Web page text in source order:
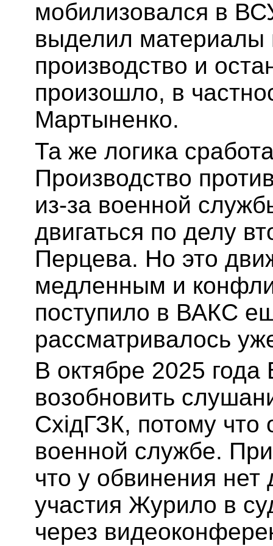
мобилизовался в
выделил материалы
производство и
произошло, в
Мартыненко.
Та же логика
Производство
из-за военной
двигаться по делу
Перцева. Но это
медленным и
поступило в ВАКС
рассматривалось
В октябре 2025
возобновить
СхідГЗК, потому
военной службе.
что у обвинения
участия Журило в
через